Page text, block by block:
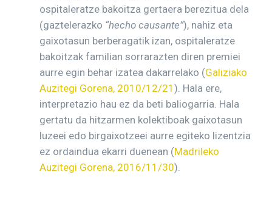
ospitaleratze bakoitza gertaera berezitua dela
(gaztelerazko “hecho causante”), nahiz eta
gaixotasun berberagatik izan, ospitaleratze
bakoitzak familian sorrarazten diren premiei
aurre egin behar izatea dakarrelako (Galiziako
Auzitegi Gorena, 2010/12/21 ). Hala ere,
interpretazio hau ez da beti baliogarria. Hala
gertatu da hitzarmen kolektiboak gaixotasun
luzeei edo birgaixotzeei aurre egiteko lizentzia
ez ordaindua ekarri duenean (Madrileko
Auzitegi Gorena, 2016/11/30).